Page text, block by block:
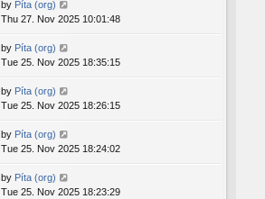
by Píta (org)
Thu 27. Nov 2025 10:01:48
by Píta (org)
Tue 25. Nov 2025 18:35:15
by Píta (org)
Tue 25. Nov 2025 18:26:15
by Píta (org)
Tue 25. Nov 2025 18:24:02
by Píta (org)
Tue 25. Nov 2025 18:23:29